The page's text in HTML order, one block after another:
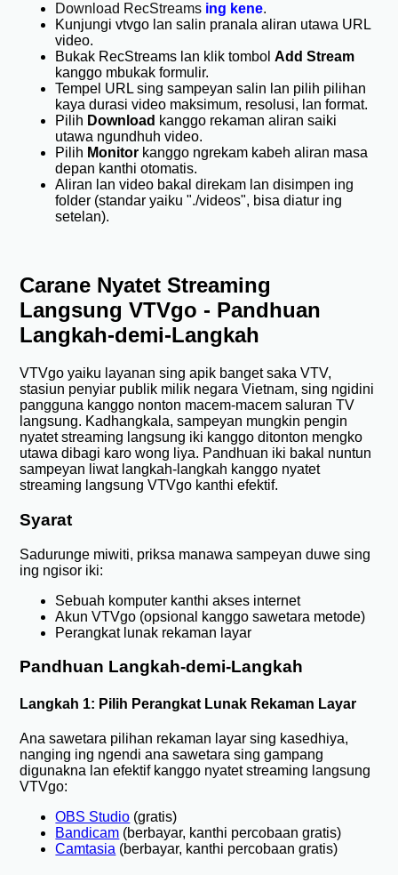
Download RecStreams ing kene.
Kunjungi vtvgo lan salin pranala aliran utawa URL
video.
Bukak RecStreams lan klik tombolAdd Stream
kanggo mbukak formulir.
Tempel URL sing sampeyan salin lan pilih pilihan
kaya durasi video maksimum, resolusi, lan format.
Pilih Download kanggo rekaman aliran saiki
utawa ngundhuh video.
Pilih Monitor kanggo ngrekam kabeh aliran masa
depan kanthi otomatis.
Aliran lan video bakal direkam lan disimpen ing
folder (standar yaiku "./videos", bisa diatur ing
setelan).
Carane Nyatet Streaming
Langsung VTVgo - Pandhuan
Langkah-demi-Langkah
VTVgo yaiku layanan sing apik banget saka VTV,
stasiun penyiar publik milik negara Vietnam, sing ngidini
pangguna kanggo nonton macem-macem saluran TV
langsung. Kadhangkala, sampeyan mungkin pengin
nyatet streaming langsung iki kanggo ditonton mengko
utawa dibagi karo wong liya. Pandhuan iki bakal nuntun
sampeyan liwat langkah-langkah kanggo nyatet
streaming langsung VTVgo kanthi efektif.
Syarat
Sadurunge miwiti, priksa manawa sampeyan duwe sing
ing ngisor iki:
Sebuah komputer kanthi akses internet
Akun VTVgo (opsional kanggo sawetara metode)
Perangkat lunak rekaman layar
Pandhuan Langkah-demi-Langkah
Langkah 1: Pilih Perangkat Lunak Rekaman Layar
Ana sawetara pilihan rekaman layar sing kasedhiya,
nanging ing ngendi ana sawetara sing gampang
digunakna lan efektif kanggo nyatet streaming langsung
VTVgo:
OBS Studio (gratis)
Bandicam (berbayar, kanthi percobaan gratis)
Camtasia (berbayar, kanthi percobaan gratis)